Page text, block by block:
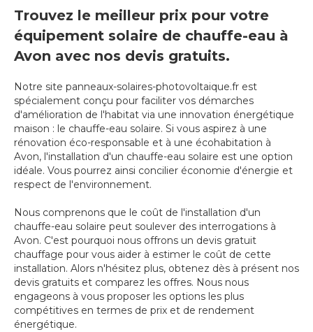
Trouvez le meilleur prix pour votre
équipement solaire de chauffe-eau à
Avon avec nos devis gratuits.
Notre site panneaux-solaires-photovoltaique.fr est
spécialement conçu pour faciliter vos démarches
d'amélioration de l'habitat via une innovation énergétique
maison : le chauffe-eau solaire. Si vous aspirez à une
rénovation éco-responsable et à une écohabitation à
Avon, l'installation d'un chauffe-eau solaire est une option
idéale. Vous pourrez ainsi concilier économie d'énergie et
respect de l'environnement.
Nous comprenons que le coût de l'installation d'un
chauffe-eau solaire peut soulever des interrogations à
Avon. C'est pourquoi nous offrons un devis gratuit
chauffage pour vous aider à estimer le coût de cette
installation. Alors n'hésitez plus, obtenez dès à présent nos
devis gratuits et comparez les offres. Nous nous
engageons à vous proposer les options les plus
compétitives en termes de prix et de rendement
énergétique.